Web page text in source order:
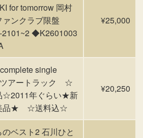
for tomorrow 岡村
ンクラブ限盤
2101~2 ◆K2601003
¥25,000
single
アートラック ☆
☆2011年ぐらい★新
品★ ☆送料込☆
¥20,250
ベスト2 石川ひと